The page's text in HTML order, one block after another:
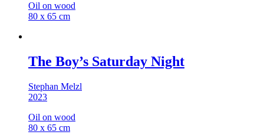
Oil on wood
80 x 65 cm
The Boy’s Saturday Night
Stephan Melzl
2023
Oil on wood
80 x 65 cm